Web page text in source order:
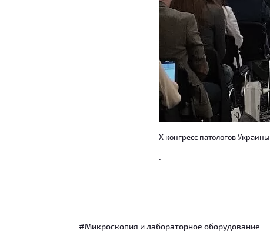
Х конгресс патологов Украины
.
#Микроскопия и лабораторное оборудование